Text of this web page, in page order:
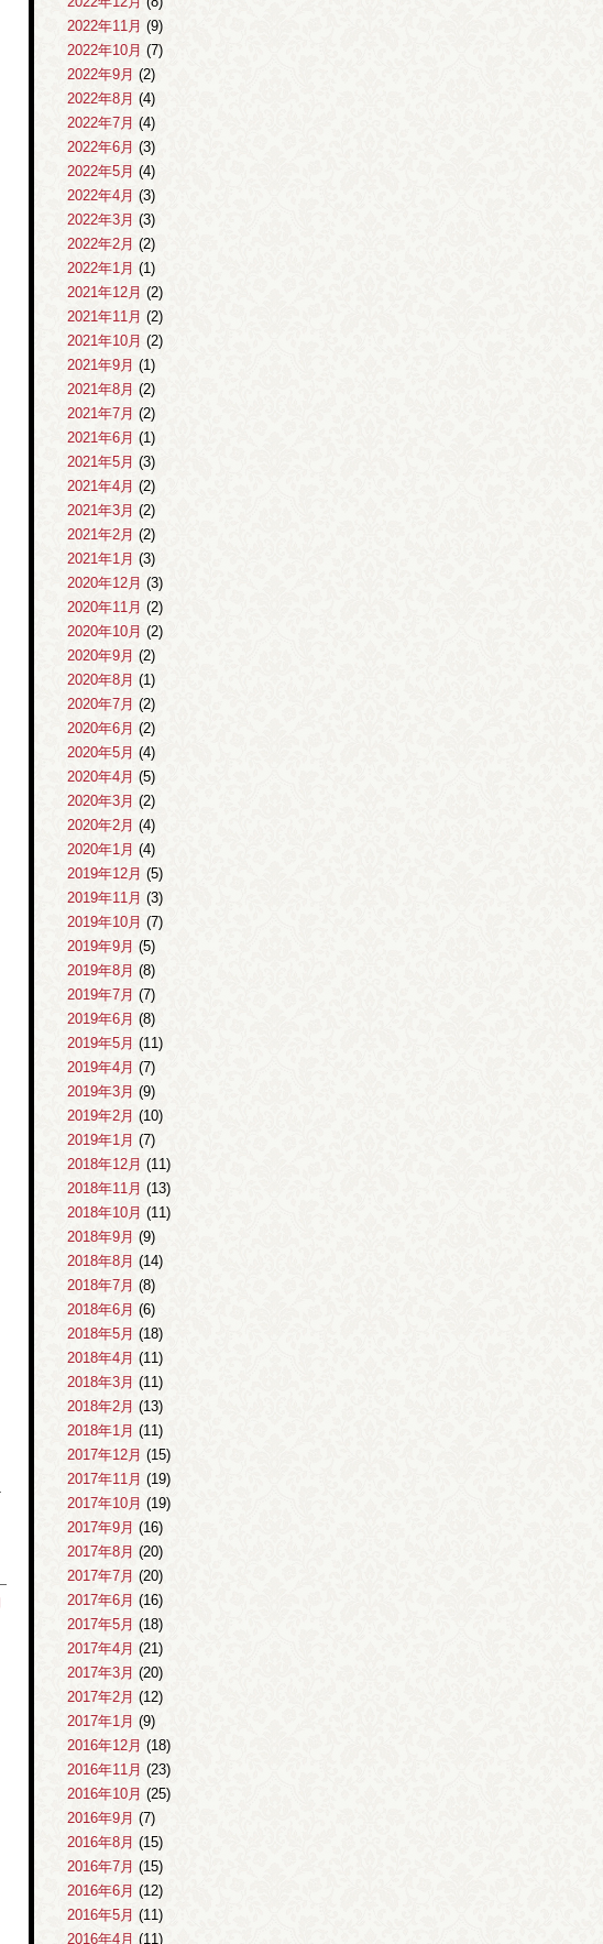
2022年11月 (9)
2022年10月 (7)
2022年9月 (2)
2022年8月 (4)
2022年7月 (4)
2022年6月 (3)
2022年5月 (4)
2022年4月 (3)
2022年3月 (3)
2022年2月 (2)
2022年1月 (1)
2021年12月 (2)
2021年11月 (2)
2021年10月 (2)
2021年9月 (1)
2021年8月 (2)
2021年7月 (2)
2021年6月 (1)
2021年5月 (3)
2021年4月 (2)
2021年3月 (2)
2021年2月 (2)
2021年1月 (3)
2020年12月 (3)
2020年11月 (2)
2020年10月 (2)
2020年9月 (2)
2020年8月 (1)
2020年7月 (2)
2020年6月 (2)
2020年5月 (4)
2020年4月 (5)
2020年3月 (2)
2020年2月 (4)
2020年1月 (4)
2019年12月 (5)
2019年11月 (3)
2019年10月 (7)
2019年9月 (5)
2019年8月 (8)
2019年7月 (7)
2019年6月 (8)
2019年5月 (11)
2019年4月 (7)
2019年3月 (9)
2019年2月 (10)
2019年1月 (7)
2018年12月 (11)
2018年11月 (13)
2018年10月 (11)
2018年9月 (9)
2018年8月 (14)
2018年7月 (8)
2018年6月 (6)
2018年5月 (18)
2018年4月 (11)
2018年3月 (11)
2018年2月 (13)
2018年1月 (11)
2017年12月 (15)
2017年11月 (19)
2017年10月 (19)
2017年9月 (16)
2017年8月 (20)
2017年7月 (20)
2017年6月 (16)
2017年5月 (18)
2017年4月 (21)
2017年3月 (20)
2017年2月 (12)
2017年1月 (9)
2016年12月 (18)
2016年11月 (23)
2016年10月 (25)
2016年9月 (7)
2016年8月 (15)
2016年7月 (15)
2016年6月 (12)
2016年5月 (11)
2016年4月 (11)